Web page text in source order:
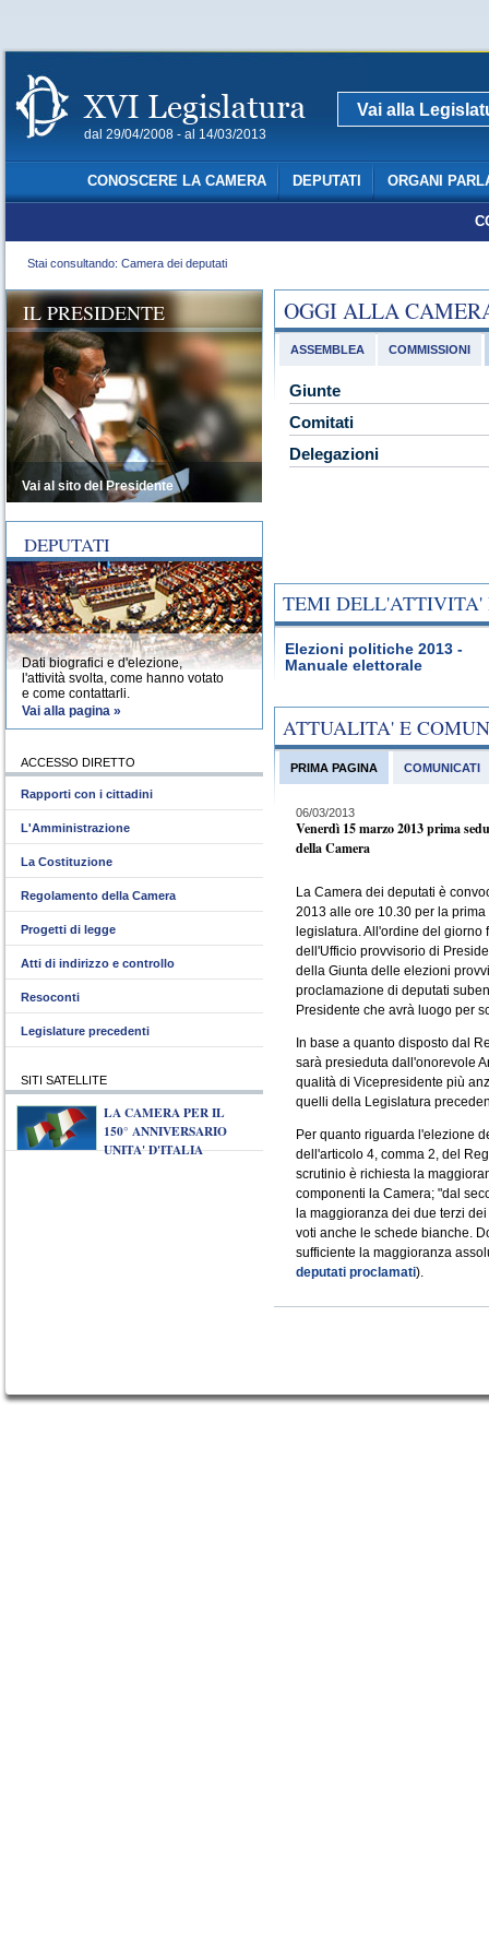
dal 29/04/2008 - al 14/03/2013
Vai alla
CONOSCERE LA CAMERA DEPUTATI ORGANI
Stai consultando: Camera dei deputati
OGGI ALLA
ASSEMBLEA COMMISSIONI
Giunte
Comitati
Delegazioni
TEMI DELL'ATTIVITA'
Elezioni politiche 2013 -
Manuale elettorale
ATTUALITA' E
PRIMA PAGINA
06/03/2013
Venerdì 15 marzo 2013 prima
della Camera
La Camera dei deputati è
2013 alle ore 10.30 per la
legislatura. All'ordine del giorno
dell'Ufficio provvisorio di
della Giunta delle elezioni
proclamazione di deputati
Presidente che avrà luogo per
In base a quanto disposto dal
sarà presieduta dall'onorevole
qualità di Vicepresidente più
quelli della Legislatura
Per quanto riguarda l'elezione
dell'articolo 4, comma 2, del
scrutinio è richiesta la
componenti la Camera; "dal
la maggioranza dei due terzi
voti anche le schede bianche.
sufficiente la maggioranza
deputati proclamati).
COMUNICATI
IL PRESIDENTE
Vai al sito del Presidente
DEPUTATI
Dati biografici e d'elezione,
l'attività svolta, come hanno votato
e come contattarli.
Vai alla pagina »
ACCESSO DIRETTO
Rapporti con i cittadini
L'Amministrazione
La Costituzione
Regolamento della Camera
Progetti di legge
Atti di indirizzo e controllo
Resoconti
Legislature precedenti
SITI SATELLITE
LA CAMERA PER IL
150° ANNIVERSARIO
UNITA' D'ITALIA